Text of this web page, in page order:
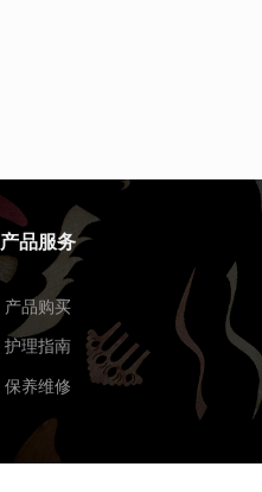
产品服务
产品购买
护理指南
保养维修